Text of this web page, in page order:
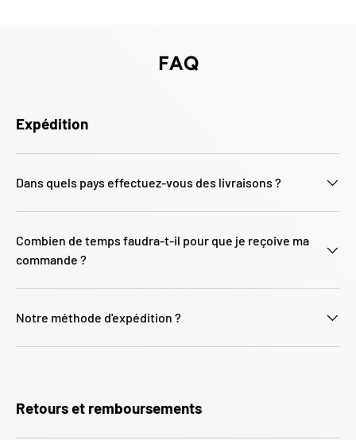
FAQ
Expédition
Dans quels pays effectuez-vous des livraisons ?
Combien de temps faudra-t-il pour que je reçoive ma
commande ?
Notre méthode d'expédition ?
Retours et remboursements